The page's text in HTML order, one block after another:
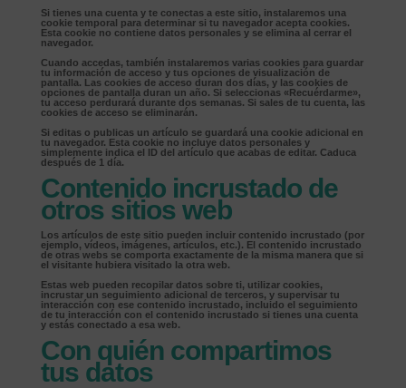
Si tienes una cuenta y te conectas a este sitio, instalaremos una
cookie temporal para determinar si tu navegador acepta cookies.
Esta cookie no contiene datos personales y se elimina al cerrar el
navegador.
Cuando accedas, también instalaremos varias cookies para guardar
tu información de acceso y tus opciones de visualización de
pantalla. Las cookies de acceso duran dos días, y las cookies de
opciones de pantalla duran un año. Si seleccionas «Recuérdarme»,
tu acceso perdurará durante dos semanas. Si sales de tu cuenta, las
cookies de acceso se eliminarán.
Si editas o publicas un artículo se guardará una cookie adicional en
tu navegador. Esta cookie no incluye datos personales y
simplemente indica el ID del artículo que acabas de editar. Caduca
después de 1 día.
Contenido incrustado de
otros sitios web
Los artículos de este sitio pueden incluir contenido incrustado (por
ejemplo, vídeos, imágenes, artículos, etc.). El contenido incrustado
de otras webs se comporta exactamente de la misma manera que si
el visitante hubiera visitado la otra web.
Estas web pueden recopilar datos sobre ti, utilizar cookies,
incrustar un seguimiento adicional de terceros, y supervisar tu
interacción con ese contenido incrustado, incluido el seguimiento
de tu interacción con el contenido incrustado si tienes una cuenta
y estás conectado a esa web.
Con quién compartimos
tus datos